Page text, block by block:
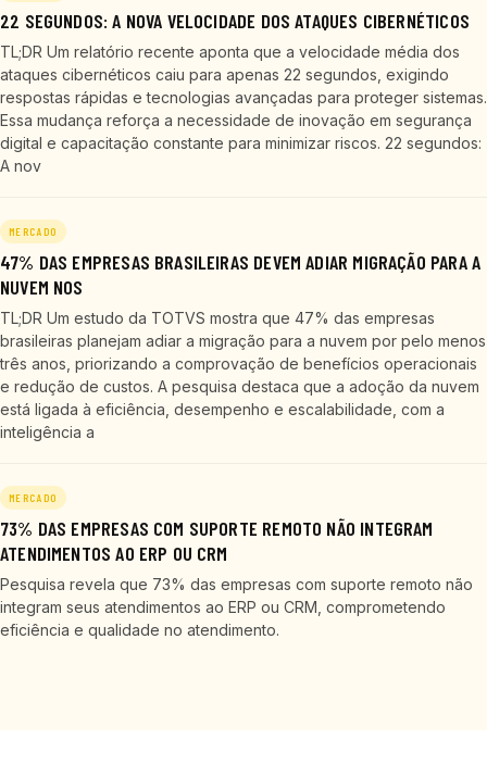
22 SEGUNDOS: A NOVA VELOCIDADE DOS ATAQUES CIBERNÉTICOS
TL;DR Um relatório recente aponta que a velocidade média dos
ataques cibernéticos caiu para apenas 22 segundos, exigindo
respostas rápidas e tecnologias avançadas para proteger sistemas.
Essa mudança reforça a necessidade de inovação em segurança
digital e capacitação constante para minimizar riscos. 22 segundos:
A nov
MERCADO
47% DAS EMPRESAS BRASILEIRAS DEVEM ADIAR MIGRAÇÃO PARA A
NUVEM NOS
TL;DR Um estudo da TOTVS mostra que 47% das empresas
brasileiras planejam adiar a migração para a nuvem por pelo menos
três anos, priorizando a comprovação de benefícios operacionais
e redução de custos. A pesquisa destaca que a adoção da nuvem
está ligada à eficiência, desempenho e escalabilidade, com a
inteligência a
MERCADO
73% DAS EMPRESAS COM SUPORTE REMOTO NÃO INTEGRAM
ATENDIMENTOS AO ERP OU CRM
Pesquisa revela que 73% das empresas com suporte remoto não
integram seus atendimentos ao ERP ou CRM, comprometendo
eficiência e qualidade no atendimento.